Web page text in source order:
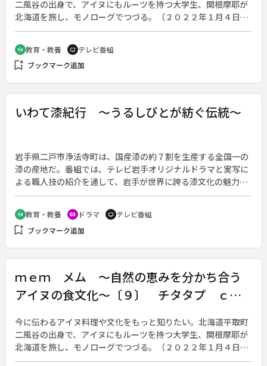
二風谷の出身で、アイヌにもルーツを持つ大学生、関根摩耶が
北海道を旅し、モノローグでつづる。（２０２２年１月４日～
３月２２日放送、全１２回）◆第４回「ユク（ｙｕｋ）」。摩
耶はちょっと贅沢したくて、ウポポイ（民族共生象徴空間）の
レストランへ。オーダーしたのは、アイヌ料理でもポピュラー
な「ユク」の焚火ロースト。「ユク」とは蝦夷鹿を指す。店内
が食欲をそそる。※「ユク」の「ク」は正しくは小文字
school 教育・教養 tv テレビ番組
bookmark_add ブックマーク追加
いわて漆紀行 ～うるしびとが紡ぐ伝統～
岩手県二戸市浄法寺町は、国産漆の約７割を生産する全国一の
漆の産地だ。番組では、テレビ岩手オリジナルドラマと実写に
よる職人技の紹介を通して、岩手が世界に誇る漆文化の魅力や
次世代につなぐ取り組みを伝える。新規撮影は全て４Ｋで行
い、漆器の持つ独特の質感や自然の美しさなどを丁寧に描写す
る。ドラマパートは「時間が経過しても輝き続ける『漆』と
『人生』」をテーマに、日本一の漆の産地・浄法寺町で撮影。
などを取材した。
school 教育・教養 recent_actors ドラマ tv テレビ番組
bookmark_add ブックマーク追加
ｍｅｍ メム ～自然の恵みを分かち合う
アイヌの食文化～〔９〕 チタタプ ｃｉ
今に伝わるアイヌ料理や文化をもっと知りたい。北海道平取町
二風谷の出身で、アイヌにもルーツを持つ大学生、関根摩耶が
北海道を旅し、モノローグでつづる。（２０２２年１月４日～
３月２２日放送、全１２回）◆第９回「チタタプ（ｃｉｔａｔ